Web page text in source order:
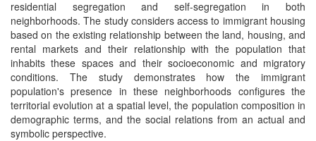
residential segregation and self-segregation in both
neighborhoods. The study considers access to immigrant housing
based on the existing relationship between the land, housing, and
rental markets and their relationship with the population that
inhabits these spaces and their socioeconomic and migratory
conditions. The study demonstrates how the immigrant
population's presence in these neighborhoods configures the
territorial evolution at a spatial level, the population composition in
demographic terms, and the social relations from an actual and
symbolic perspective.